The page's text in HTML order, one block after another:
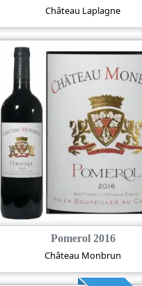
Château Laplagne
Pomerol 2016
Château Monbrun